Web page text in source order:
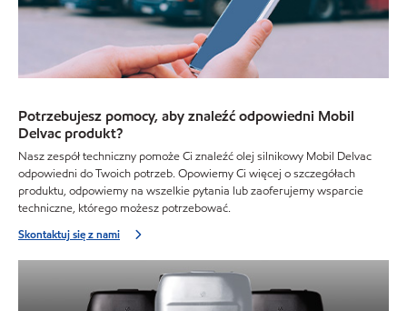
Potrzebujesz pomocy, aby znaleźć odpowiedni Mobil
Delvac produkt?
Nasz zespół techniczny pomoże Ci znaleźć olej silnikowy Mobil Delvac
odpowiedni do Twoich potrzeb. Opowiemy Ci więcej o szczegółach
produktu, odpowiemy na wszelkie pytania lub zaoferujemy wsparcie
techniczne, którego możesz potrzebować.
Skontaktuj się z nami